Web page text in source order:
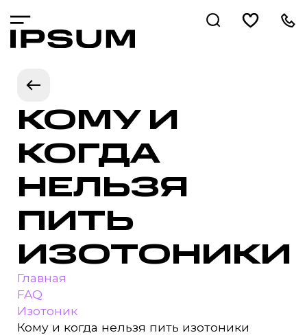
КОМУ И
КОГДА
НЕЛЬЗЯ
ПИТЬ
ИЗОТОНИКИ
Главная
FAQ
Изотоник
Кому и когда нельзя пить изотоники